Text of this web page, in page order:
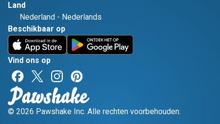
Land
Nederland - Nederlands
Beschikbaar op
Vind ons op
© 2026 Pawshake Inc. Alle rechten voorbehouden.